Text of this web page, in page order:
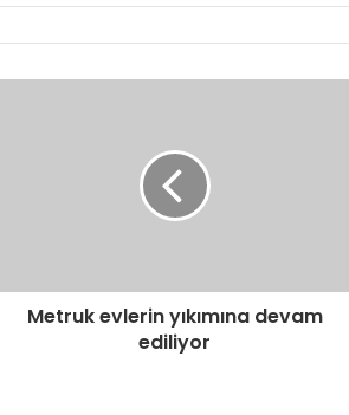
Metruk evlerin yıkımına devam
ediliyor